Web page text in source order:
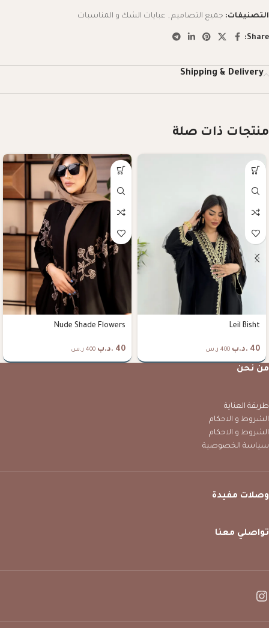
التصنيفات: جميع التصاميم , عبايات الشك و المناسبات
Share:
Shipping & Delivery
منتجات ذات صلة
Leil Bisht
40 .د.ب 400 ر.س
Nude Shade Flowers
40 .د.ب 400 ر.س
من نحن
طريقة العناية
الشروط و الاحكام
الشروط و الاحكام
سياسة الخصوصية
وصلات مفيدة
تواصلي معنا